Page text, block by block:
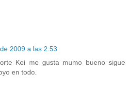
2009 a las 2:53
Kei me gusta mumo bueno sigue
en todo.